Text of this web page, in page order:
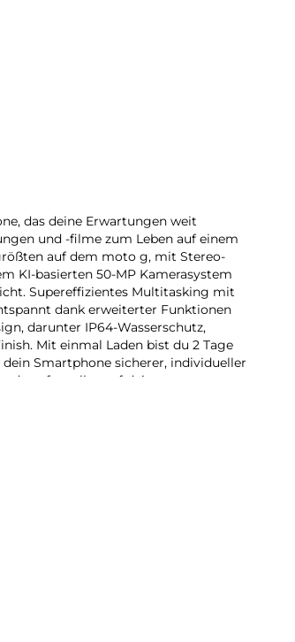
das deine Erwartungen weit
und -filme zum Leben auf einem
auf dem moto g, mit Stereo-
KI-basierten 50-MP Kamerasystem
Supereffizientes Multitasking mit
dank erweiterter Funktionen
darunter IP64-Wasserschutz,
Mit einmal Laden bist du 2 Tage
Smartphone sicherer, individueller
du sofort alles auf deinem